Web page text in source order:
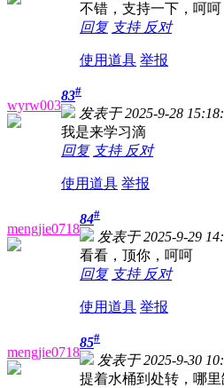
不错，支持一下，呵呵
回复 支持 反对
使用道具 举报
wyrw003
83#
发表于 2025-9-28
我是来学习滴
回复 支持 反对
使用道具 举报
mengjie0718
84#
发表于 2025-9-29
看看，顶你，呵呵
回复 支持 反对
使用道具 举报
mengjie0718
85#
发表于 2025-9-30
提着水桶到处转，哪里